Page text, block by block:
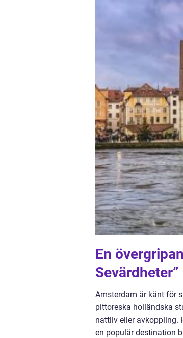
En
Sevärdheter”
Amsterdam är känt för
pittoreska holländska
nattliv eller avkoppling.
en populär destination